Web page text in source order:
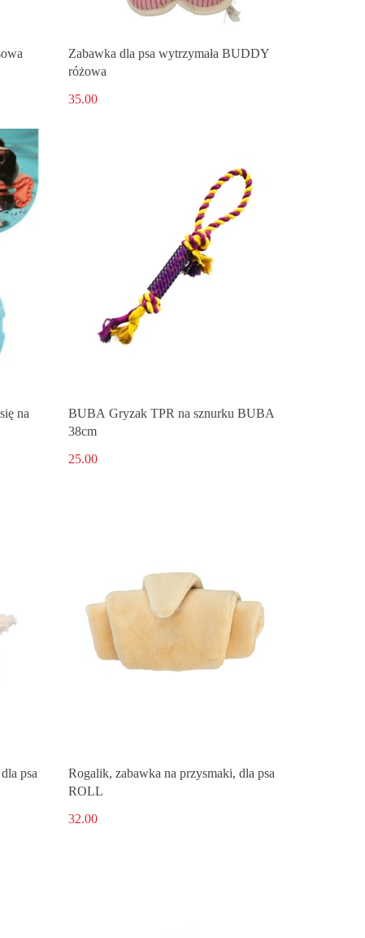
Zabawka dla psa wytrzymała BUDDY
różowa
35.00
na
BUBA Gryzak TPR na sznurku BUBA
38cm
25.00
psa
Produkt niedostępny
Rogalik, zabawka na przysmaki, dla psa
ROLL
32.00